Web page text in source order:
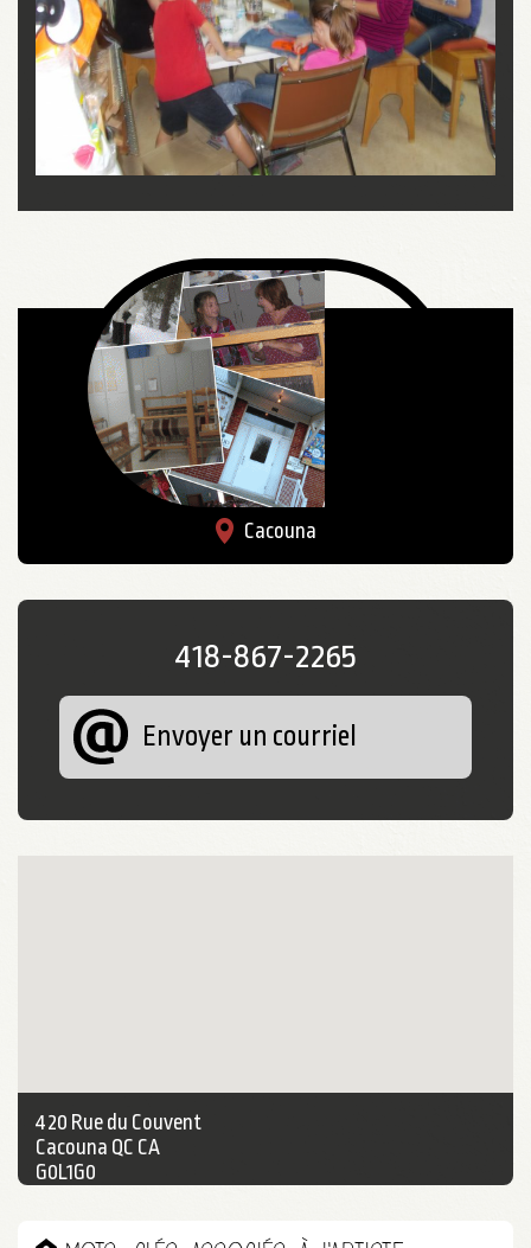
Cacouna
418-867-2265
Envoyer un courriel
420 Rue du Couvent
Cacouna QC CA
G0L1G0